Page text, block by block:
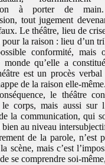
à porter de
tout jugement
Le théâtre, lieu de
la raison : lieu d’un
conformité, mais
monde qu’elle a
est un procès
de la raison elle-
le théâtre
corps, mais aussi sur
la communication, qui
bien au niveau
de la parole, n’est
scène, mais c’est
se comprendre soi-